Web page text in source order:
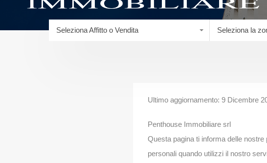
Seleziona Affitto o Vendita Seleziona la
Ultimo aggiornamento: 9 Dicembre
Penthouse Immobiliare srl
Questa pagina ti informa delle nostre
personali quando utilizzi il nostro